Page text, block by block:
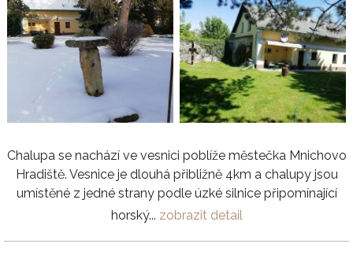
Chalupa se nachází ve vesnici poblíže městečka Mnichovo
Hradiště. Vesnice je dlouhá přibližně 4km a chalupy jsou
umístěné z jedné strany podle úzké silnice připomínající
horský... zobrazit detail